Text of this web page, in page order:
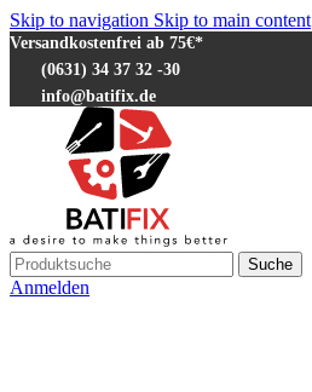
Skip to navigation Skip to main content
Versandkostenfrei ab 75€*
(0631) 34 37 32 -30
info@batifix.de
Suche
Anmelden